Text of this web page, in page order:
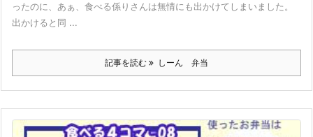
ったのに、あぁ、食べる係りさんは無情にも出かけてしまいました。
出かけると同 ...
記事を読む しーん 弁当